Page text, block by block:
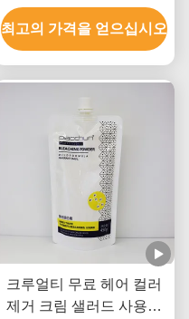
및 미네랄 오일과 함께 헤
어 블리칭 크림
최고의 가격을 얻으십시오
크루얼티 무료 헤어 컬러
제거 크림 샐러드 사용용